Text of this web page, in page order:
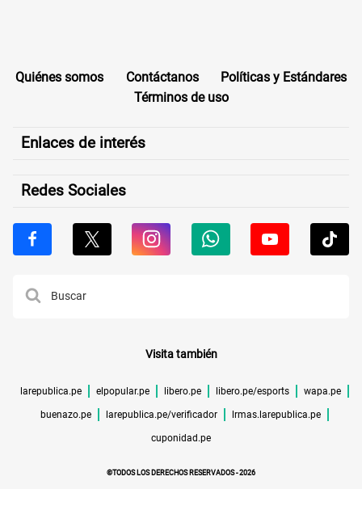
Quiénes somos Contáctanos
Políticas y Estándares
Términos de uso
Enlaces de interés
Redes Sociales
Visita también
larepublica.pe elpopular.pe libero.pe libero.pe/esports wapa.pe
buenazo.pe larepublica.pe/verificador lrmas.larepublica.pe
cuponidad.pe
©TODOS LOS DERECHOS RESERVADOS -2026